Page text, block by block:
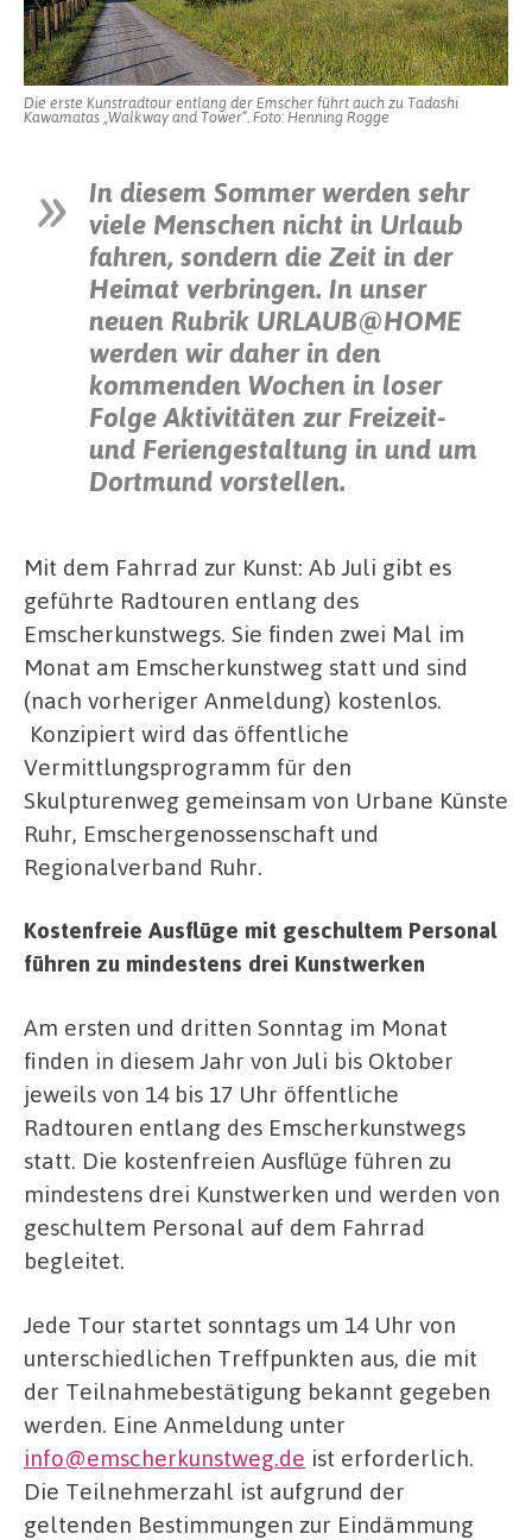
entlang
des
Emscherkunstwegs
Die erste Kunstradtour entlang der Emscher führt auch zu Tadashi
Kawamatas „Walkway and Tower“. Foto: Henning Rogge
In diesem Sommer werden sehr
viele Menschen nicht in Urlaub
fahren, sondern die Zeit in der
Heimat verbringen. In unser
neuen Rubrik URLAUB@HOME
werden wir daher in den
kommenden Wochen in loser
Folge Aktivitäten zur Freizeit-
und Feriengestaltung in und um
Dortmund vorstellen.
Mit dem Fahrrad zur Kunst: Ab Juli gibt es
geführte Radtouren entlang des
Emscherkunstwegs. Sie finden zwei Mal im
Monat am Emscherkunstweg statt und sind
(nach vorheriger Anmeldung) kostenlos.
Konzipiert wird das öffentliche
Vermittlungsprogramm für den
Skulpturenweg gemeinsam von Urbane Künste
Ruhr, Emschergenossenschaft und
Regionalverband Ruhr.
Kostenfreie Ausflüge mit geschultem Personal
führen zu mindestens drei Kunstwerken
Am ersten und dritten Sonntag im Monat
finden in diesem Jahr von Juli bis Oktober
jeweils von 14 bis 17 Uhr öffentliche
Radtouren entlang des Emscherkunstwegs
statt. Die kostenfreien Ausflüge führen zu
mindestens drei Kunstwerken und werden von
geschultem Personal auf dem Fahrrad
begleitet.
Jede Tour startet sonntags um 14 Uhr von
unterschiedlichen Treffpunkten aus, die mit
der Teilnahmebestätigung bekannt gegeben
werden. Eine Anmeldung unter
info@emscherkunstweg.de ist erforderlich.
Die Teilnehmerzahl ist aufgrund der
geltenden Bestimmungen zur Eindämmung